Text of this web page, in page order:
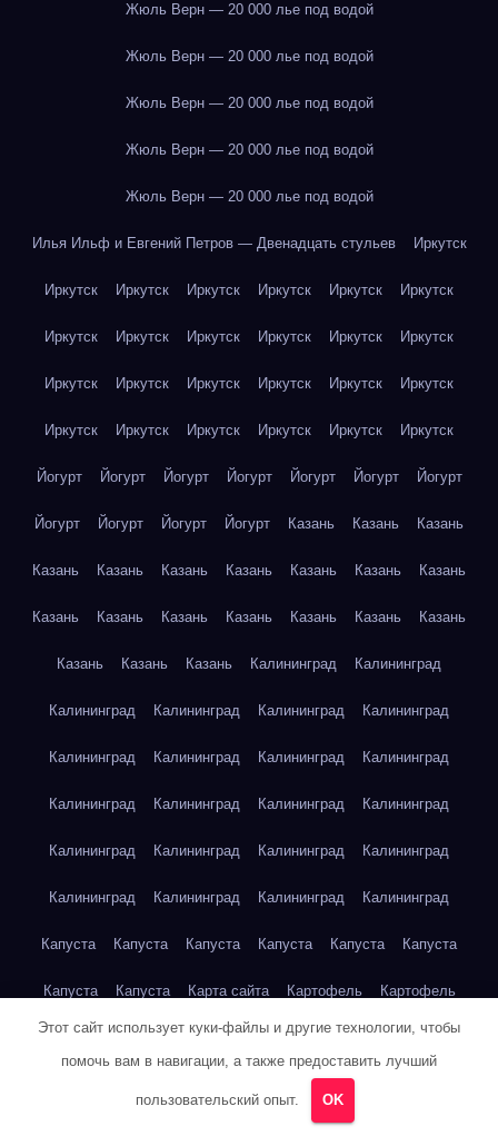
Жюль Верн — 20 000 лье под водой
Жюль Верн — 20 000 лье под водой
Жюль Верн — 20 000 лье под водой
Жюль Верн — 20 000 лье под водой
Жюль Верн — 20 000 лье под водой
Илья Ильф и Евгений Петров — Двенадцать стульев Иркутск
Иркутск Иркутск Иркутск Иркутск Иркутск Иркутск
Иркутск Иркутск Иркутск Иркутск Иркутск Иркутск
Иркутск Иркутск Иркутск Иркутск Иркутск Иркутск
Иркутск Иркутск Иркутск Иркутск Иркутск Иркутск
Йогурт Йогурт Йогурт Йогурт Йогурт Йогурт Йогурт
Йогурт Йогурт Йогурт Йогурт Казань Казань Казань
Казань Казань Казань Казань Казань Казань Казань
Казань Казань Казань Казань Казань Казань Казань
Казань Казань Казань Калининград Калининград
Калининград Калининград Калининград Калининград
Калининград Калининград Калининград Калининград
Калининград Калининград Калининград Калининград
Калининград Калининград Калининград Калининград
Калининград Калининград Калининград Калининград
Капуста Капуста Капуста Капуста Капуста Капуста
Капуста Капуста Карта сайта Картофель Картофель
Картофель Картофель Картофель Картофель
Кейптаун
Этот сайт использует куки-файлы и другие технологии, чтобы
помочь вам в навигации, а также предоставить лучший
пользовательский опыт. OK